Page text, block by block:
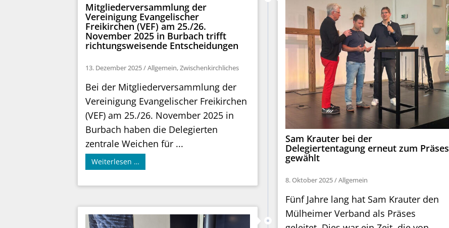
Mitgliederversammlung der
Vereinigung Evangelischer
Freikirchen (VEF) am 25./26.
November 2025 in Burbach trifft
richtungsweisende Entscheidungen
13. Dezember 2025/Allgemein,Zwischenkirchliches
Bei der Mitgliederversammlung der
Vereinigung Evangelischer Freikirchen
(VEF) am 25./26. November 2025 in
Burbach haben die Delegierten
zentrale Weichen für ...
Weiterlesen …
Sam Krauter bei der
Delegiertentagung erneut zum Präses
gewählt
8. Oktober 2025/Allgemein
Fünf Jahre lang hat Sam Krauter den
Mülheimer Verband als Präses